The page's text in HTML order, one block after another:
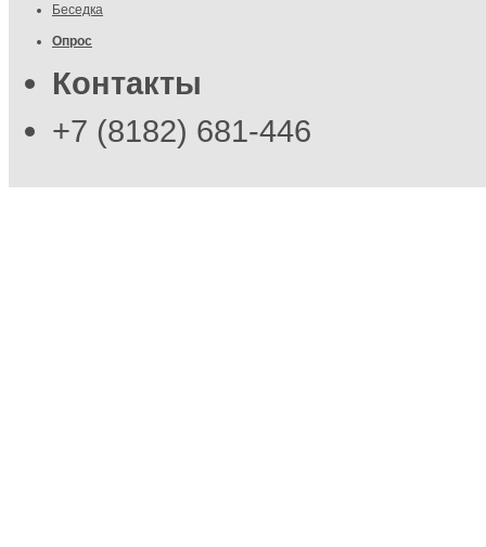
Беседка
Опрос
Контакты
+7 (8182) 681-446